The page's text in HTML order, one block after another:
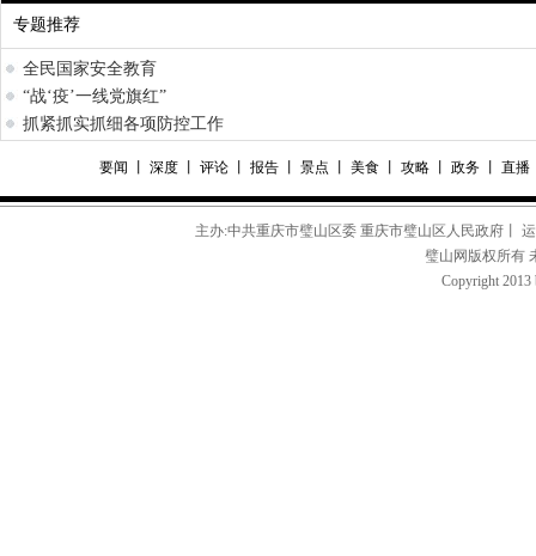
专题推荐
全民国家安全教育
“战‘疫’一线党旗红”
抓紧抓实抓细各项防控工作
要闻 深度 评论 报告 景点 美食 攻略 政务 直播
主办:中共重庆市璧山区委 重庆市璧山区人民政府丨
璧山网版权所有
Copyright